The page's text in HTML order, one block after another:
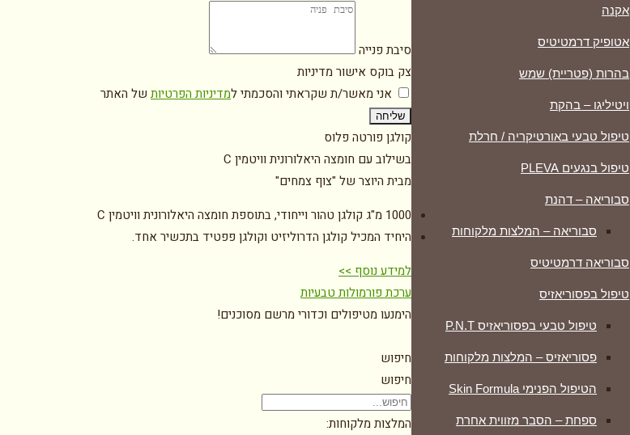
אקנה
אטופיק דרמטיטיס
בהרות (פטריית) שמש
ויטיליגו – בהקת
טיפול טבעי באורטיקריה / חרלת
טיפול בנגעים PLEVA
סבוריאה – דהנת
סבוריאה – המלצות מלקוחות
סבוריאה דרמטיטיס
טיפול בפסוריאזיס
טיפול טבעי בפסוריאזיס P.N.T
פסוריאזיס – המלצות מלקוחות
הטיפול הפנימי Skin Formula
ספחת – הסבר מזווית אחרת
סיבת פנייה
צק בוקס אישור מדיניות
אני מאשר/ת שקראתי והסכמתי למדיניות הפרטיות של האתר
שליחה
קולגן פורטה פלוס
בשילוב עם חומצה היאלורונית וויטמין C
מבית היוצר של "צוף צמחים"
1000 מ"ג קולגן טהור וייחודי, בתוספת חומצה היאלורונית וויטמין C
היחיד המכיל קולגן הדרוליזיט וקולגן פפטיד בתכשיר אחד.
למידע נוסף >>
ערכת פורמולות טבעיות
הימנעו מטיפולים וכדורי מרשם מסוכנים!
חיפוש
חיפוש
המלצות מלקוחות: